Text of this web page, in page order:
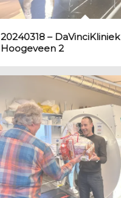
20240318 – DaVinciKliniek
Hoogeveen 2